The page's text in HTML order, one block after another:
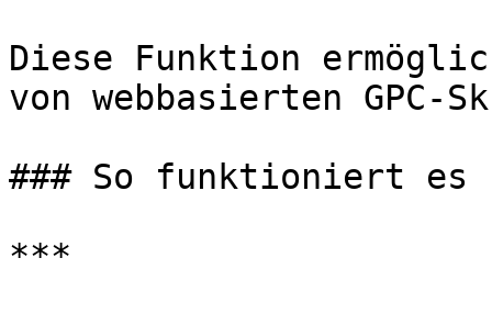
Diese Funktion
von webbasierten
### So funktioniert es
***